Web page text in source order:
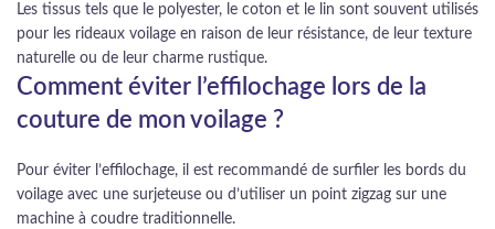
Les tissus tels que le polyester, le coton et le lin sont souvent utilisés
pour les rideaux voilage en raison de leur résistance, de leur texture
naturelle ou de leur charme rustique.
Comment éviter l’effilochage lors de la
couture de mon voilage ?
Pour éviter l’effilochage, il est recommandé de surfiler les bords du
voilage avec une surjeteuse ou d’utiliser un point zigzag sur une
machine à coudre traditionnelle.